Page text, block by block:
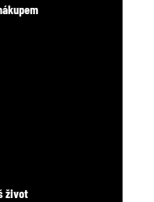
život